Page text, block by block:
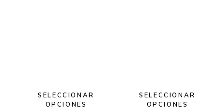
SELECCIONAR
OPCIONES
SELECCIONAR
OPCIONES